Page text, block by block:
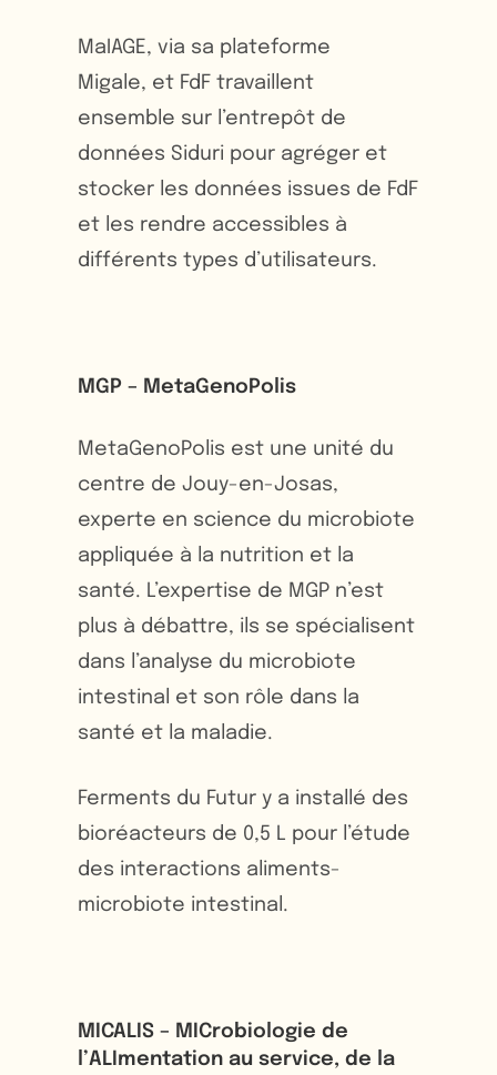
MaIAGE, via sa plateforme
Migale, et FdF travaillent
ensemble sur l’entrepôt de
données Siduri pour agréger et
stocker les données issues de FdF
et les rendre accessibles à
différents types d’utilisateurs.
MGP – MetaGenoPolis
MetaGenoPolis est une unité du
centre de Jouy-en-Josas,
experte en science du microbiote
appliquée à la nutrition et la
santé. L’expertise de MGP n’est
plus à débattre, ils se spécialisent
dans l’analyse du microbiote
intestinal et son rôle dans la
santé et la maladie.
Ferments du Futur y a installé des
bioréacteurs de 0,5 L pour l’étude
des interactions aliments-
microbiote intestinal.
MICALIS – MICrobiologie de
l’ALImentation au service, de la